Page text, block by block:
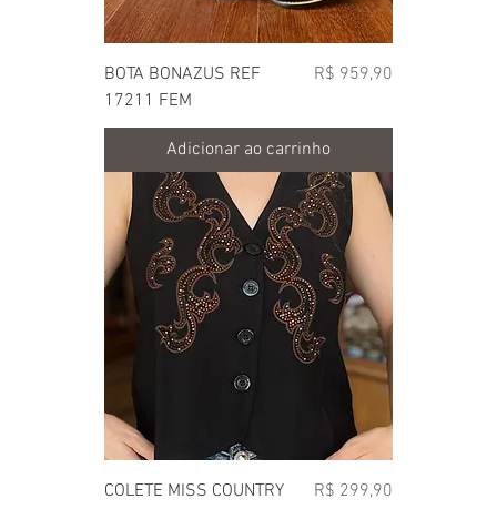
BOTA BONAZUS REF
17211 FEM
Preço
R$ 959,90
Adicionar ao carrinho
COLETE MISS COUNTRY
Preço
R$ 299,90